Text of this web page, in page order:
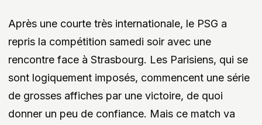
Après une courte très internationale, le PSG a
repris la compétition samedi soir avec une
rencontre face à Strasbourg. Les Parisiens, qui se
sont logiquement imposés, commencent une série
de grosses affiches par une victoire, de quoi
donner un peu de confiance. Mais ce match va